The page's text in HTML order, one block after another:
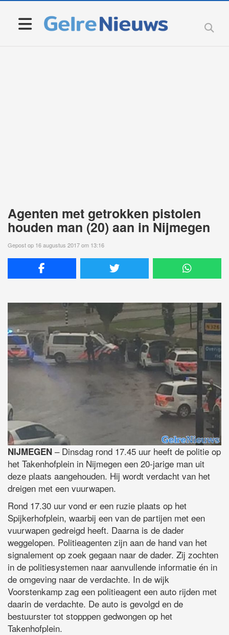
Agenten met getrokken pistolen
houden man (20) aan in Nijmegen
Gepost op 16 augustus 2017 om 13:16
NIJMEGEN – Dinsdag rond 17.45 uur heeft de politie op
het Takenhofplein in Nijmegen een 20-jarige man uit
deze plaats aangehouden. Hij wordt verdacht van het
dreigen met een vuurwapen.
Rond 17.30 uur vond er een ruzie plaats op het
Spijkerhofplein, waarbij een van de partijen met een
vuurwapen gedreigd heeft. Daarna is de dader
weggelopen. Politieagenten zijn aan de hand van het
signalement op zoek gegaan naar de dader. Zij zochten
in de politiesystemen naar aanvullende informatie én in
de omgeving naar de verdachte. In de wijk
Voorstenkamp zag een politieagent een auto rijden met
daarin de verdachte. De auto is gevolgd en de
bestuurster tot stopppen gedwongen op het
Takenhofplein.